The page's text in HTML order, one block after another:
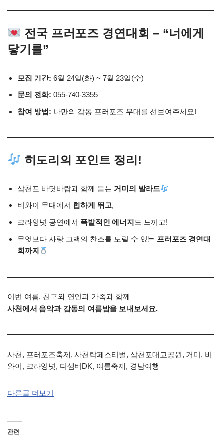
전국 프러포즈 경연대회 – “너에게
닿기를”
모집 기간: 6월 24일(화) ~ 7월 23일(수)
문의 전화: 055-740-3355
참여 방법: 나만의 감동 프러포즈 무대를 선보여주세요!
히도리의 포인트 정리!
삼천포 바닷바람과 함께 듣는 거미의 발라드
비와이 무대에서 힙하게 뛰고,
크라잉넛 공연에서 폭발적인 에너지 도 느끼고!
무엇보다 사랑 고백의 찬스를 노릴 수 있는 프러포즈 경연대
회까지
이번 여름, 친구와 연인과 가족과 함께
사천에서 음악과 감동의 여름밤을 보내보세요.
사천, 프러포즈축제, 사천락페스티벌, 삼천포대교공원, 거미, 비
와이, 크라잉넛, 디셈버DK, 여름축제, 경남여행
다른글 더보기
관련